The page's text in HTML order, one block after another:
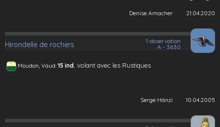
Denise Amacher 21.04.2020
Hirondelle de rochers
1 observation
A - 3630
Moudon, Vaud: 15 ind. volant avec les Rustiques
Serge Hänzi 10.04.2005